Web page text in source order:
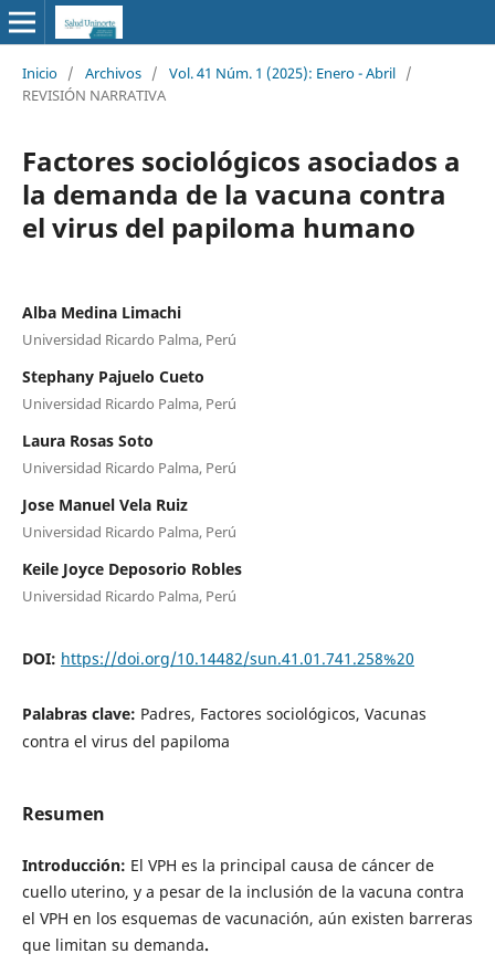
Inicio / Archivos / Vol. 41 Núm. 1 (2025): Enero - Abril /
REVISIÓN NARRATIVA
Factores sociológicos asociados a
la demanda de la vacuna contra
el virus del papiloma humano
Alba Medina Limachi
Universidad Ricardo Palma, Perú
Stephany Pajuelo Cueto
Universidad Ricardo Palma, Perú
Laura Rosas Soto
Universidad Ricardo Palma, Perú
Jose Manuel Vela Ruiz
Universidad Ricardo Palma, Perú
Keile Joyce Deposorio Robles
Universidad Ricardo Palma, Perú
DOI: https://doi.org/10.14482/sun.41.01.741.258%20
Palabras clave: Padres, Factores sociológicos, Vacunas
contra el virus del papiloma
Resumen
Introducción: El VPH es la principal causa de cáncer de
cuello uterino, y a pesar de la inclusión de la vacuna contra
el VPH en los esquemas de vacunación, aún existen barreras
que limitan su demanda.